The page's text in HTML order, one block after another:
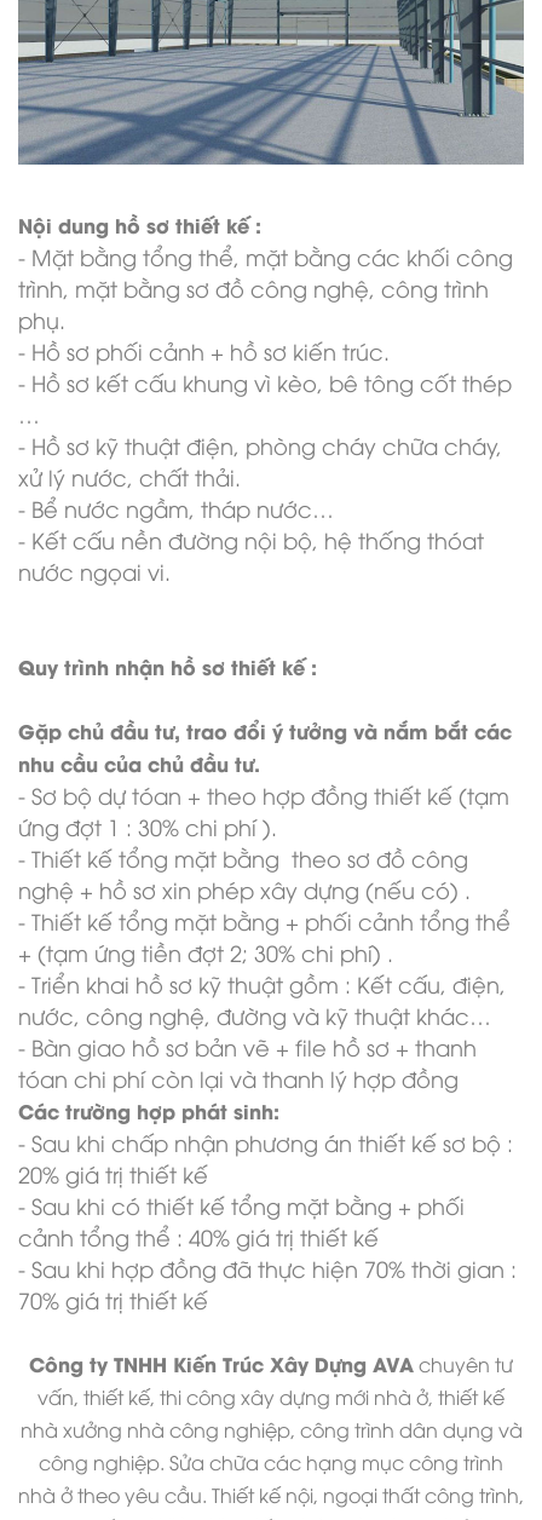
Nội dung hồ sơ thiết kế :
- Mặt bằng tổng thể, mặt bằng các khối công
trình, mặt bằng sơ đồ công nghệ, công trình
phụ.
- Hồ sơ phối cảnh + hồ sơ kiến trúc.
- Hồ sơ kết cấu khung vì kèo, bê tông cốt thép
- Hồ sơ kỹ thuật điện, phòng cháy chữa cháy,
xử lý nước, chất thải.
- Bể nước ngầm, tháp nước…
- Kết cấu nền đường nội bộ, hệ thống thóat
nước ngọai vi.
Quy trình nhận hồ sơ thiết kế :
Gặp chủ đầu tư, trao đổi ý tưởng và nắm bắt các
nhu cầu của chủ đầu tư.
- Sơ bộ dự tóan + theo hợp đồng thiết kế (tạm
ứng đợt 1 : 30% chi phí ).
- Thiết kế tổng mặt bằng theo sơ đồ công
nghệ + hồ sơ xin phép xây dựng (nếu có) .
- Thiết kế tổng mặt bằng + phối cảnh tổng thể
+ (tạm ứng tiền đợt 2; 30% chi phí) .
- Triển khai hồ sơ kỹ thuật gồm : Kết cấu, điện,
nước, công nghệ, đường và kỹ thuật khác…
- Bàn giao hồ sơ bản vẽ + file hồ sơ + thanh
tóan chi phí còn lại và thanh lý hợp đồng
Các trường hợp phát sinh:
- Sau khi chấp nhận phương án thiết kế sơ bộ :
20% giá trị thiết kế
- Sau khi có thiết kế tổng mặt bằng + phối
cảnh tổng thể : 40% giá trị thiết kế
- Sau khi hợp đồng đã thực hiện 70% thời gian :
70% giá trị thiết kế
Công ty TNHH Kiến Trúc Xây Dựng AVA chuyên tư
vấn, thiết kế, thi công xây dựng mới nhà ở, thiết kế
nhà xưởng nhà công nghiệp, công trình dân dụng và
công nghiệp. Sửa chữa các hạng mục công trình
nhà ở theo yêu cầu. Thiết kế nội, ngoại thất công trình,